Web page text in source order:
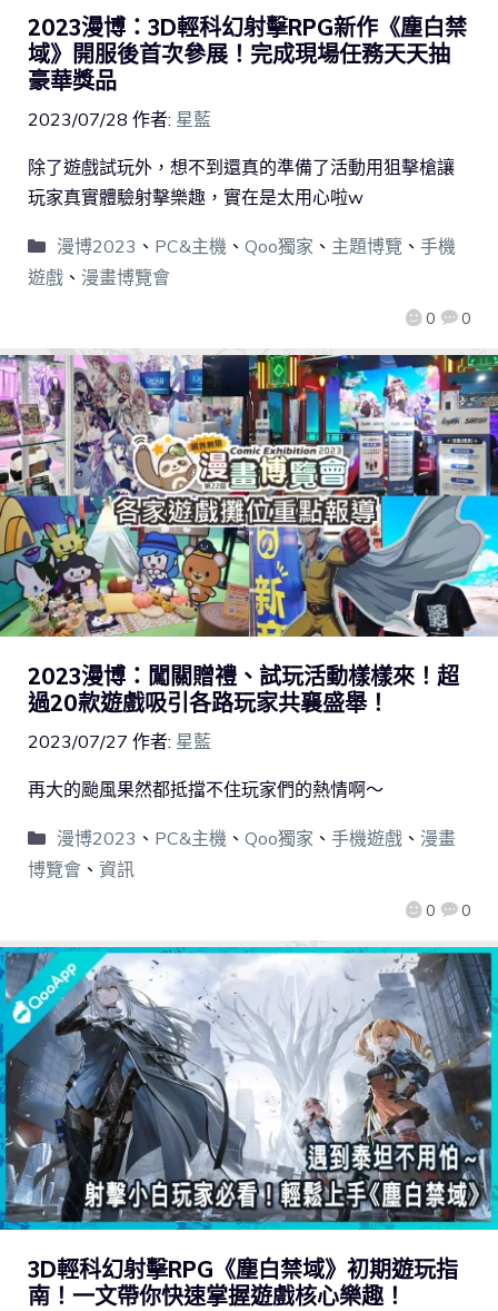
2023漫博：3D輕科幻射擊RPG新作《塵白禁
域》開服後首次參展！完成現場任務天天抽
豪華獎品
2023/07/28 作者: 星藍
0 0
除了遊戲試玩外，想不到還真的準備了活動用狙擊槍讓
玩家真實體驗射擊樂趣，實在是太用心啦w
漫博2023 、 PC&主機、 Qoo獨家 、 主題博覽 、 手機
遊戲 、 漫畫博覽會
2023漫博：闖關贈禮、試玩活動樣樣來！超
過20款遊戲吸引各路玩家共襄盛舉！
2023/07/27 作者: 星藍
0 0
再大的颱風果然都抵擋不住玩家們的熱情啊～
漫博2023 、 PC&主機、 Qoo獨家 、 手機遊戲、 漫畫
博覽會 、 資訊
3D輕科幻射擊RPG《塵白禁域》初期遊玩指
南！一文帶你快速掌握遊戲核心樂趣！